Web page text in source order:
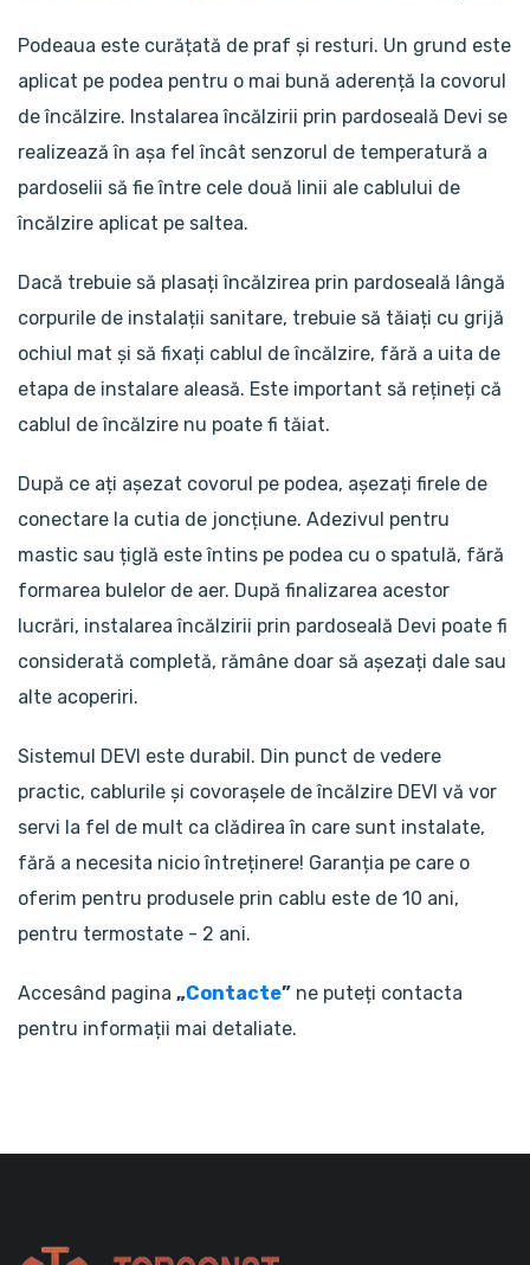
Podeaua este curățată de praf și resturi. Un grund este
aplicat pe podea pentru o mai bună aderență la covorul
de încălzire. Instalarea încălzirii prin pardoseală Devi se
realizează în așa fel încât senzorul de temperatură a
pardoselii să fie între cele două linii ale cablului de
încălzire aplicat pe saltea.
Dacă trebuie să plasați încălzirea prin pardoseală lângă
corpurile de instalații sanitare, trebuie să tăiați cu grijă
ochiul mat și să fixați cablul de încălzire, fără a uita de
etapa de instalare aleasă. Este important să rețineți că
cablul de încălzire nu poate fi tăiat.
După ce ați așezat covorul pe podea, așezați firele de
conectare la cutia de joncțiune. Adezivul pentru
mastic sau țiglă este întins pe podea cu o spatulă, fără
formarea bulelor de aer. După finalizarea acestor
lucrări, instalarea încălzirii prin pardoseală Devi poate fi
considerată completă, rămâne doar să așezați dale sau
alte acoperiri.
Sistemul DEVI este durabil. Din punct de vedere
practic, cablurile și covorașele de încălzire DEVI vă vor
servi la fel de mult ca clădirea în care sunt instalate,
fără a necesita nicio întreținere! Garanția pe care o
oferim pentru produsele prin cablu este de 10 ani,
pentru termostate - 2 ani.
Accesând pagina „Contacte” ne puteți contacta
pentru informații mai detaliate.